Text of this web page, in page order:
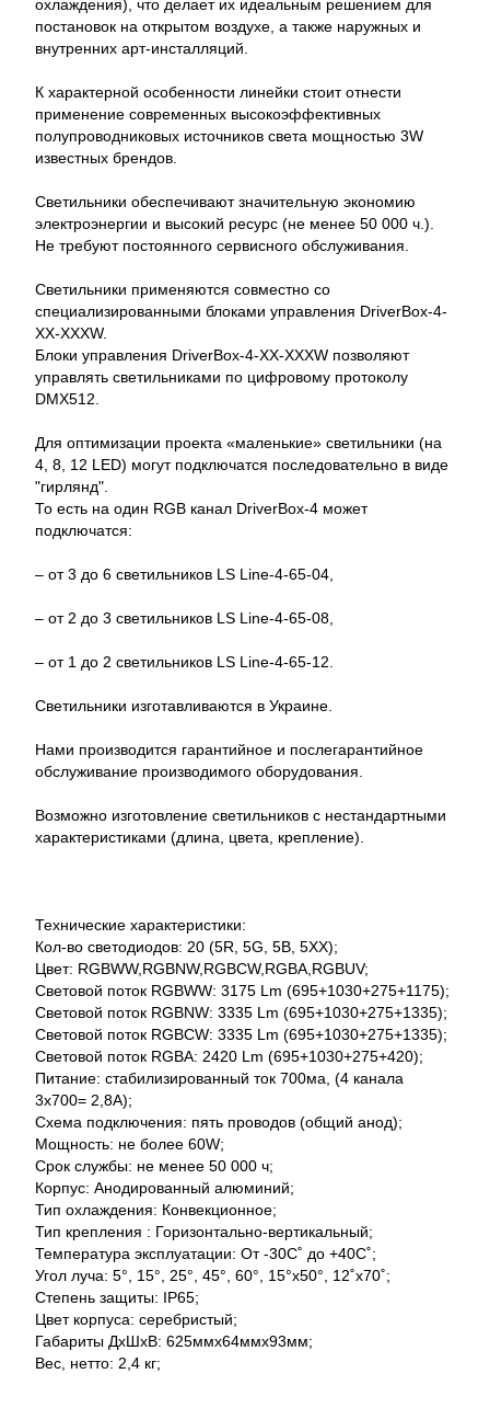
охлаждения), что делает их идеальным решением для
постановок на открытом воздухе, а также наружных и
внутренних арт-инсталляций.
К характерной особенности линейки стоит отнести
применение современных высокоэффективных
полупроводниковых источников света мощностью 3W
известных брендов.
Светильники обеспечивают значительную экономию
электроэнергии и высокий ресурс (не менее 50 000 ч.).
Не требуют постоянного сервисного обслуживания.
Светильники применяются совместно со
специализированными блоками управления DriverBox-4-
XX-XXXW.
Блоки управления DriverBox-4-XX-XXXW позволяют
управлять светильниками по цифровому протоколу
DMX512.
Для оптимизации проекта «маленькие» светильники (на
4, 8, 12 LED) могут подключатся последовательно в виде
"гирлянд".
То есть на один RGB канал DriverBox-4 может
подключатся:
– от 3 до 6 светильников LS Line-4-65-04,
– от 2 до 3 светильников LS Line-4-65-08,
– от 1 до 2 светильников LS Line-4-65-12.
Светильники изготавливаются в Украине.
Нами производится гарантийное и послегарантийное
обслуживание производимого оборудования.
Возможно изготовление светильников с нестандартными
характеристиками (длина, цвета, крепление).
Технические характеристики:
Кол-во светодиодов: 20 (5R, 5G, 5B, 5XX);
Цвет: RGBWW,RGBNW,RGBCW,RGBA,RGBUV;
Световой поток RGBWW: 3175 Lm (695+1030+275+1175);
Световой поток RGBNW: 3335 Lm (695+1030+275+1335);
Световой поток RGBCW: 3335 Lm (695+1030+275+1335);
Световой поток RGBA: 2420 Lm (695+1030+275+420);
Питание: стабилизированный ток 700ма, (4 канала
3x700= 2,8A);
Схема подключения: пять проводов (общий анод);
Мощность: не более 60W;
Срок службы: не менее 50 000 ч;
Корпус: Анодированный алюминий;
Тип охлаждения: Конвекционное;
Тип крепления : Горизонтально-вертикальный;
Температура эксплуатации: От -30С˚ до +40С˚;
Угол луча: 5°, 15°, 25°, 45°, 60°, 15°x50°, 12˚x70˚;
Степень защиты: IP65;
Цвет корпуса: серебристый;
Габариты ДхШхВ: 625ммх64ммх93мм;
Вес, нетто: 2,4 кг;